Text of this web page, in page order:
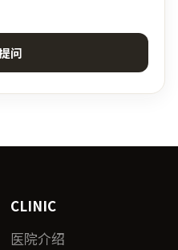
问
CLINIC
医院介绍